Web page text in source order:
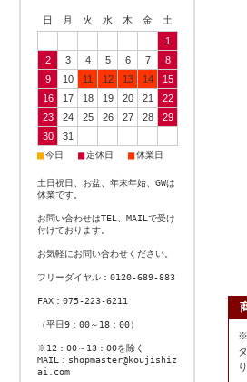
日 月 火 水 木 金
土
1
2
3 4 5 6 7
8
9
10 11 12 13 14
15
16
17 18 19 20 21
22
23
24 25 26 27 28
29
30
31
■今日 ■定休日 ■休業日
土日祝日、お盆、年末年始、GWは
休業です。
お問い合わせはTEL、MAILで受け
付けております。
お気軽にお問い合わせください。
フリーダイヤル：0120-689-883
FAX：075-223-6211
（平日9：00～18：00）
※12：00～13：00を除く
MAIL：shopmaster@koujishiz
ai.com